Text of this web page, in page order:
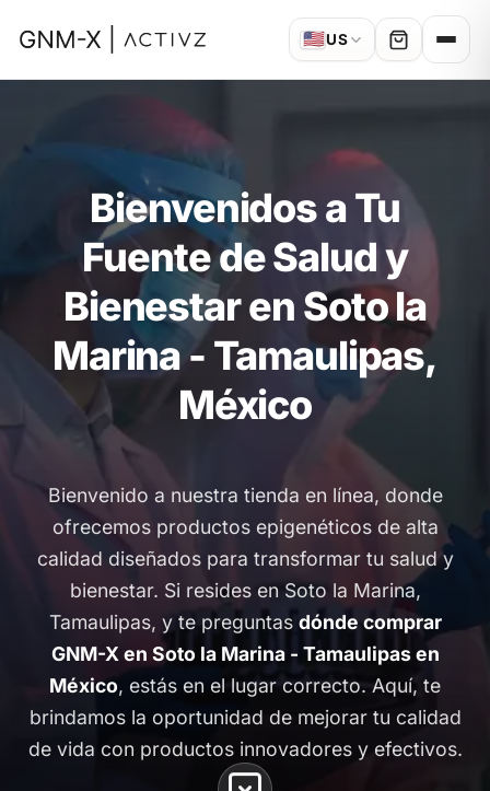
🇺🇸US
Bienvenidos a Tu
Fuente de Salud y
Bienestar en Soto la
Marina - Tamaulipas,
México
Bienvenido a nuestra tienda en línea, donde
ofrecemos productos epigenéticos de alta
calidad diseñados para transformar tu salud y
bienestar. Si resides en Soto la Marina,
Tamaulipas, y te preguntas dónde comprar
GNM-X en Soto la Marina - Tamaulipas en
México, estás en el lugar correcto. Aquí, te
brindamos la oportunidad de mejorar tu calidad
de vida con productos innovadores y efectivos.